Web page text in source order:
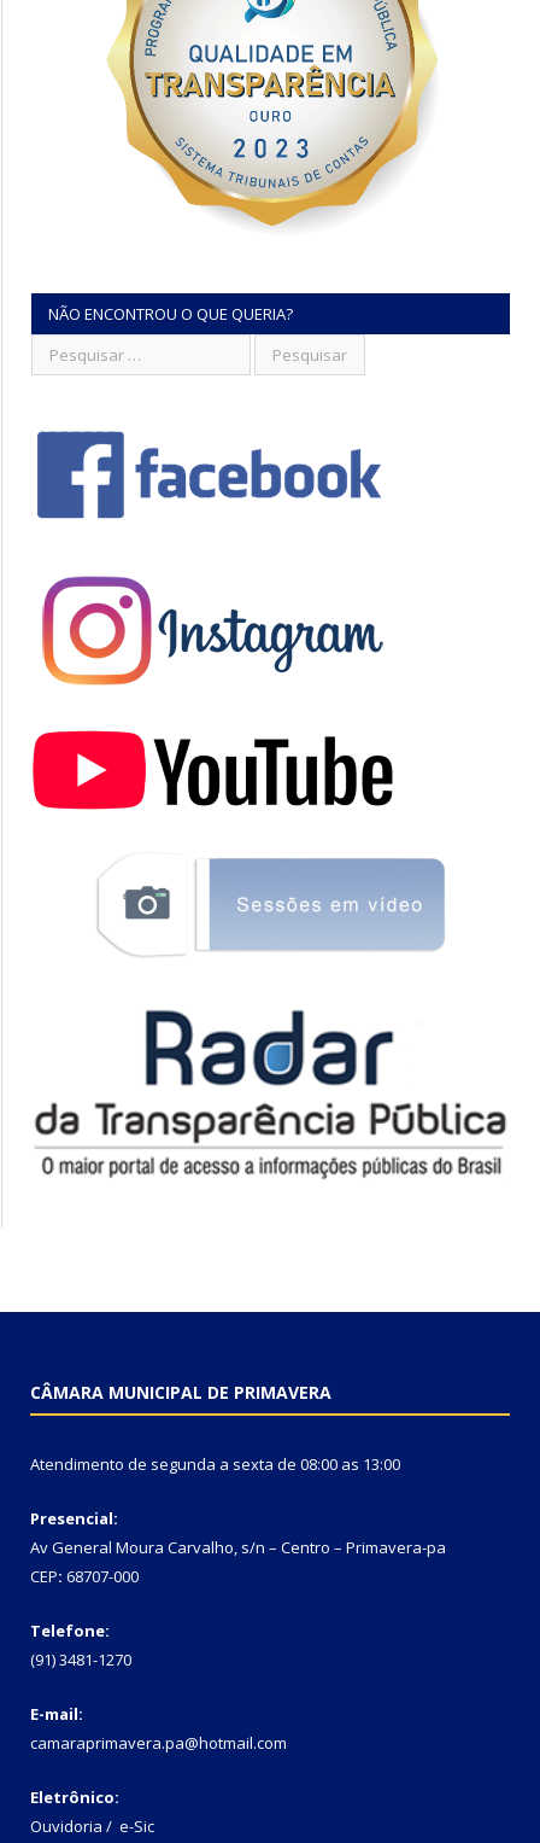
NÃO ENCONTROU O QUE QUERIA?
CÂMARA MUNICIPAL DE PRIMAVERA
Atendimento de segunda a sexta de 08:00 as 13:00
Presencial:
Av General Moura Carvalho, s/n – Centro – Primavera-pa
CEP: 68707-000
Telefone:
(91) 3481-1270
E-mail:
camaraprimavera.pa@hotmail.com
Eletrônico:
Ouvidoria / e-Sic